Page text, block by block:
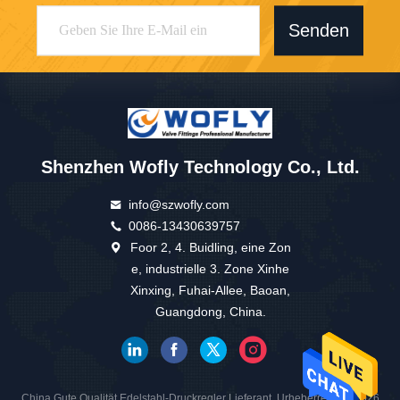
Senden
Shenzhen Wofly Technology Co., Ltd.
info@szwofly.com
0086-13430639757
Foor 2, 4. Buidling, eine Zon
e, industrielle 3. Zone Xinhe
Xinxing, Fuhai-Allee, Baoan,
Guangdong, China.